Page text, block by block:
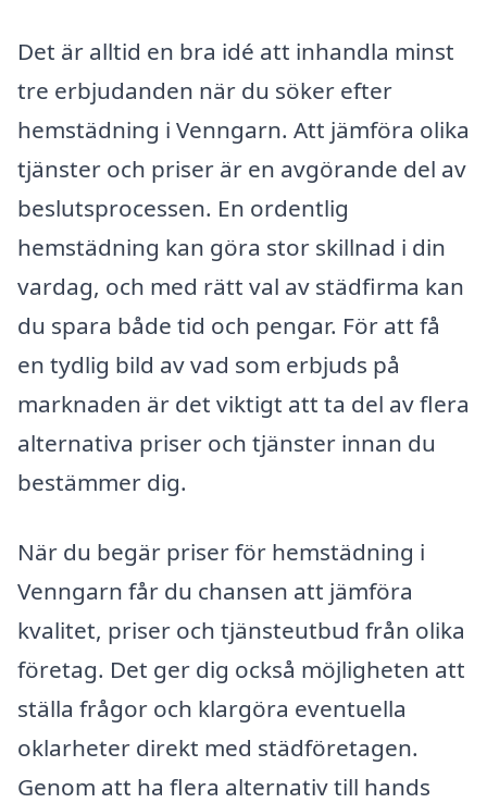
Det är alltid en bra idé att inhandla minst
tre erbjudanden när du söker efter
hemstädning i Venngarn. Att jämföra olika
tjänster och priser är en avgörande del av
beslutsprocessen. En ordentlig
hemstädning kan göra stor skillnad i din
vardag, och med rätt val av städfirma kan
du spara både tid och pengar. För att få
en tydlig bild av vad som erbjuds på
marknaden är det viktigt att ta del av flera
alternativa priser och tjänster innan du
bestämmer dig.
När du begär priser för hemstädning i
Venngarn får du chansen att jämföra
kvalitet, priser och tjänsteutbud från olika
företag. Det ger dig också möjligheten att
ställa frågor och klargöra eventuella
oklarheter direkt med städföretagen.
Genom att ha flera alternativ till hands